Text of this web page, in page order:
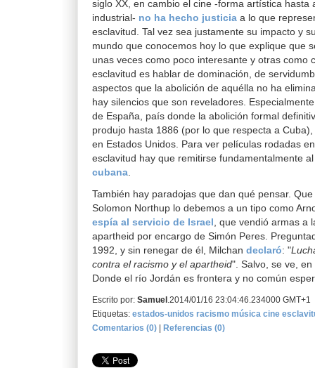
siglo XX, en cambio el cine -forma artística hasta
industrial- no ha hecho justicia a lo que
esclavitud. Tal vez sea justamente su impacto y
mundo que conocemos hoy lo que explique que
unas veces como poco interesante y otras como
esclavitud es hablar de dominación, de
aspectos que la abolición de aquélla no ha
hay silencios que son reveladores.
de España, país donde la abolición formal
produjo hasta 1886 (por lo que respecta a
en Estados Unidos. Para ver películas rodadas
esclavitud hay que remitirse fundamentalmente
cubana
También hay paradojas que dan qué pensar.
Solomon Northup lo debemos a un tipo como
espía al servicio de Israel , que vendió armas a
apartheid por encargo de Simón Peres.
1992, y sin renegar de él, Milchan declaró: "
contra el racismo y el apartheid". Salvo, se ve,
Donde el río Jordán es frontera y no común
Escrito por: Samuel .2014/01/16 23:04:46.234000 GMT+1
Etiquetas: estados-unidos racismo música cine
Comentarios (0)
Referencias (0)